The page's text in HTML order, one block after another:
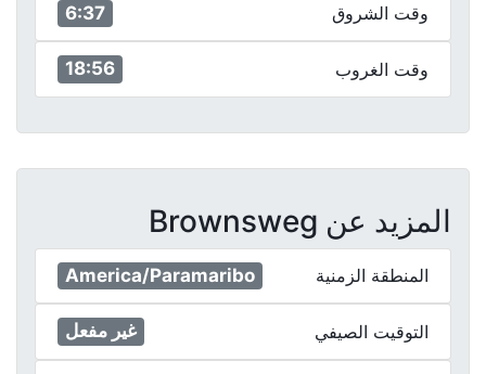
وقت الشروق 6:37
وقت الغروب 18:56
المزيد عن Brownsweg
المنطقة الزمنية America/Paramaribo
التوقيت الصيفي غير مفعل